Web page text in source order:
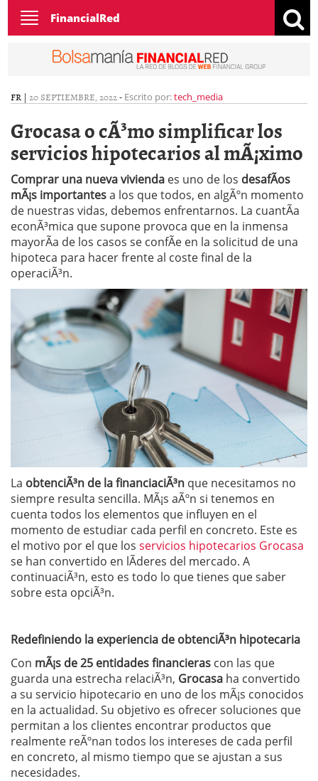
Toggle
navigation
FinancialRed
FR | 20 SEPTIEMBRE, 2022- Escrito por:tech_media
Grocasa o cÃ³mo simplificar los
servicios hipotecarios al mÃ¡ximo
Comprar una nueva vivienda es uno de los desafÃ­os
mÃ¡s importantesa los que todos, en algÃºn momento
de nuestras vidas, debemos enfrentarnos. La cuantÃ­a
econÃ³mica que supone provoca que en la inmensa
mayorÃ­a de los casos se confÃ­e en la solicitud de una
hipoteca para hacer frente al coste final de la
operaciÃ³n.
La obtenciÃ³n de la financiaciÃ³n que necesitamos no
siempre resulta sencilla. MÃ¡s aÃºn si tenemos en
cuenta todos los elementos que influyen en el
momento de estudiar cada perfil en concreto. Este es
el motivo por el que los servicios hipotecarios Grocasa
se han convertido en lÃ­deres del mercado. A
continuaciÃ³n, esto es todo lo que tienes que saber
sobre esta opciÃ³n.
Redefiniendo la experiencia de obtenciÃ³n hipotecaria
Con mÃ¡s de 25 entidades financieras con las que
guarda una estrecha relaciÃ³n, Grocasa ha convertido
a su servicio hipotecario en uno de los mÃ¡s conocidos
en la actualidad. Su objetivo es ofrecer soluciones que
permitan a los clientes encontrar productos que
realmente reÃºnan todos los intereses de cada perfil
en concreto, al mismo tiempo que se ajustan a sus
necesidades.